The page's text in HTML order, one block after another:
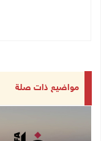
مواضيع ذات صلة